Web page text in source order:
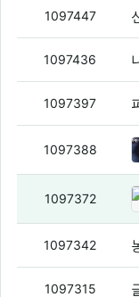
1097447
1097436
1097397
1097388
1097372
1097342
1097315